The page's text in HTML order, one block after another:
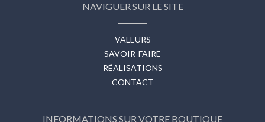
NAVIGUER SUR LE SITE
VALEURS
SAVOIR-FAIRE
RÉALISATIONS
CONTACT
INFORMATIONS SUR VOTRE BOUTIQUE